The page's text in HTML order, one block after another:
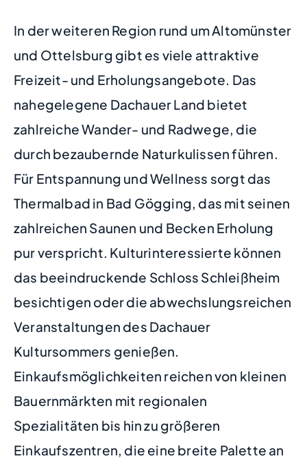
In der weiteren Region rund um Altomünster
und Ottelsburg gibt es viele attraktive
Freizeit- und Erholungsangebote. Das
nahegelegene Dachauer Land bietet
zahlreiche Wander- und Radwege, die
durch bezaubernde Naturkulissen führen.
Für Entspannung und Wellness sorgt das
Thermalbad in Bad Gögging, das mit seinen
zahlreichen Saunen und Becken Erholung
pur verspricht. Kulturinteressierte können
das beeindruckende Schloss Schleißheim
besichtigen oder die abwechslungsreichen
Veranstaltungen des Dachauer
Kultursommers genießen.
Einkaufsmöglichkeiten reichen von kleinen
Bauernmärkten mit regionalen
Spezialitäten bis hin zu größeren
Einkaufszentren, die eine breite Palette an